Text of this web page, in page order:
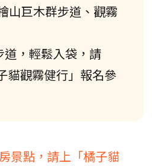
山巨木群步道、觀霧
，輕鬆入袋，請
貓觀霧健行」報名參
景點，請上「橘子貓